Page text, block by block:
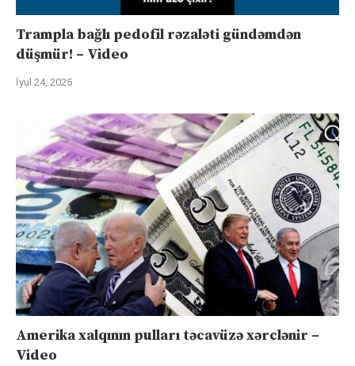
Trampla bağlı pedofil rəzaləti gündəmdən
düşmür! – Video
İyul 24, 2025
Amerika xalqının pulları təcavüzə xərclənir –
Video